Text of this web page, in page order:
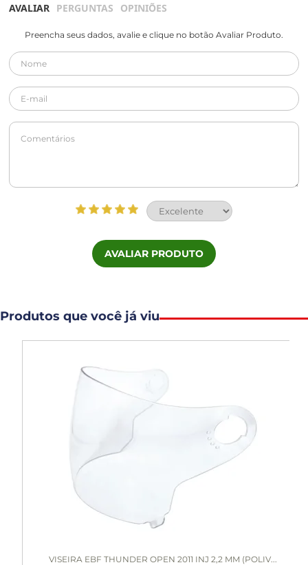
AVALIAR PERGUNTAS OPINIÕES
Preencha seus dados, avalie e clique no botão Avaliar Produto.
AVALIAR PRODUTO
Produtos que você já viu
VISEIRA EBF THUNDER OPEN 2011 INJ 2,2 MM (POLIV...